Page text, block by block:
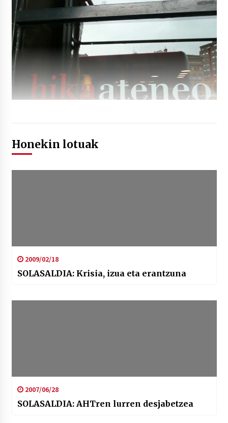
Honekin lotuak
2009/02/18
SOLASALDIA: Krisia, izua eta erantzuna
2007/06/28
SOLASALDIA: AHTren lurren desjabetzea